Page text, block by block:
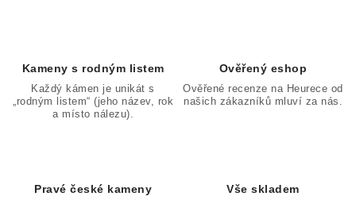
Kameny s rodným listem
Každý kámen je unikát s
„rodným listem“ (jeho název, rok
a místo nálezu).
Ověřený eshop
Ověřené recenze na Heurece od
našich zákazníků mluví za nás.
Pravé české kameny Vše skladem